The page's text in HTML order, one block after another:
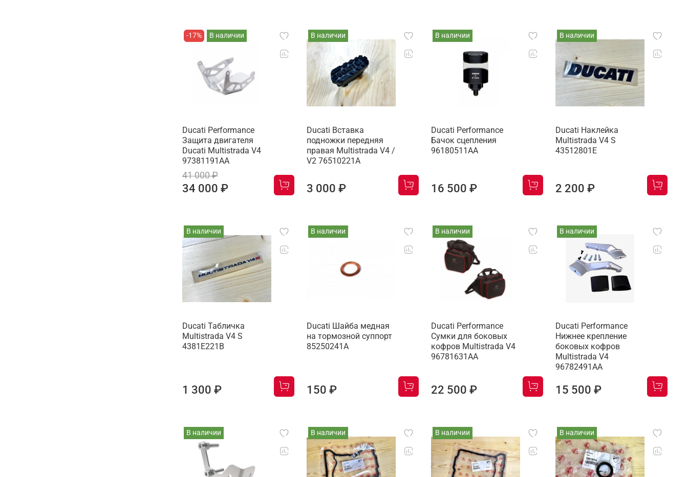
-17% В наличии
Ducati Performance
Защита двигателя
Ducati Multistrada V4
97381191AA
41 000 ₽
34 000 ₽
В наличии
Ducati Вставка
подножки передняя
правая Multistrada V4 /
V2 76510221A
3 000 ₽
В наличии
Ducati Performance
Бачок сцепления
96180511AA
16 500 ₽
В наличии
Ducati Наклейка
Multistrada V4 S
43512801E
2 200 ₽
В наличии
Ducati Табличка
Multistrada V4 S
4381E221B
1 300 ₽
В наличии
Ducati Шайба медная
на тормозной суппорт
85250241A
150 ₽
В наличии
Ducati Performance
Сумки для боковых
кофров Multistrada V4
96781631AA
22 500 ₽
В наличии
Ducati Performance
Нижнее крепление
боковых кофров
Multistrada V4
96782491AA
15 500 ₽
В наличии В наличии В наличии В наличии